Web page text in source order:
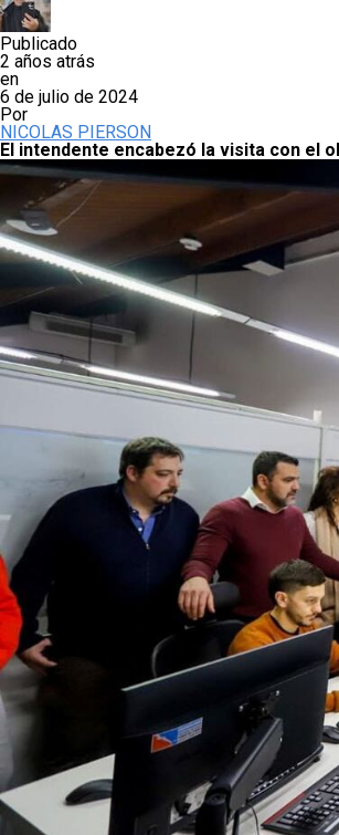
Publicado
2 años atrás
en
6 de julio de 2024
Por
NICOLAS PIERSON
El intendente encabezó la visita con el